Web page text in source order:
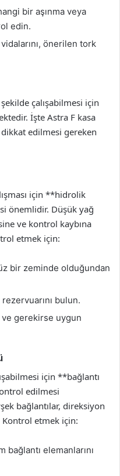
bir aşınma veya
edin.
önerilen tork
çalışabilmesi için
İşte Astra F kasa
edilmesi gereken
için **hidrolik
önemlidir. Düşük yağ
ve kontrol kaybına
etmek için:
bir zeminde olduğundan
bulun.
gerekirse uygun
için **bağlantı
edilmesi
bağlantılar, direksiyon
etmek için:
elemanlarını